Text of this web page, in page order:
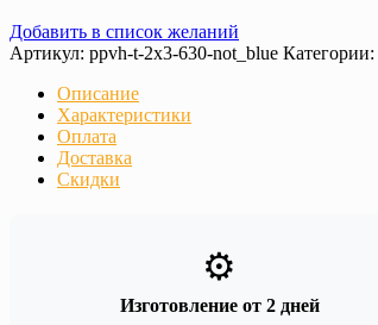
Добавить в список желаний
Артикул: ppvh-t-2х3-630-not_blue Категории:
Описание
Характеристики
Оплата
Доставка
Скидки
⚙️
Изготовление от 2 дней